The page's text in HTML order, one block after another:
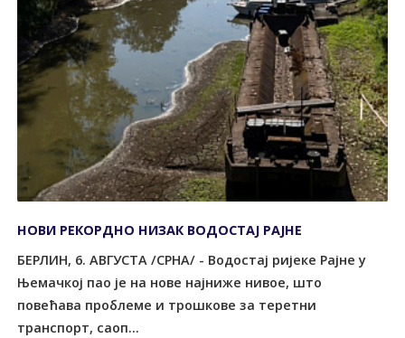
НОВИ РЕКОРДНО НИЗАК ВОДОСТАЈ РАЈНЕ
БЕРЛИН, 6. АВГУСТА /СРНА/ - Водостај ријеке Рајне у
Њемачкој пао је на нове најниже нивое, што
повећава проблеме и трошкове за теретни
транспорт, саоп...